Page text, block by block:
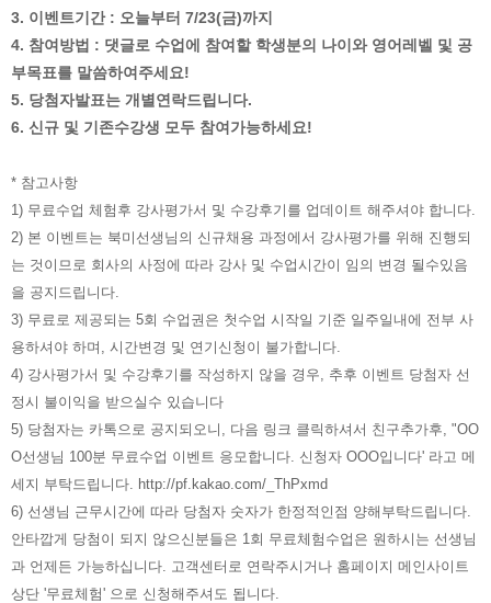
3. 이벤트기간 : 오늘부터 7/23(금)까지
4. 참여방법 : 댓글로 수업에 참여할 학생분의 나이와 영어레벨 및 공
부목표를 말씀하여주세요!
5. 당첨자발표는 개별연락드립니다.
6. 신규 및 기존수강생 모두 참여가능하세요!
* 참고사항
1) 무료수업 체험후 강사평가서 및 수강후기를 업데이트 해주셔야 합니다.
2) 본 이벤트는 북미선생님의 신규채용 과정에서 강사평가를 위해 진행되
는 것이므로 회사의 사정에 따라 강사 및 수업시간이 임의 변경 될수있음
을 공지드립니다.
3) 무료로 제공되는 5회 수업권은 첫수업 시작일 기준 일주일내에 전부 사
용하셔야 하며, 시간변경 및 연기신청이 불가합니다.
4) 강사평가서 및 수강후기를 작성하지 않을 경우, 추후 이벤트 당첨자 선
정시 불이익을 받으실수 있습니다
5) 당첨자는 카톡으로 공지되오니, 다음 링크 클릭하셔서 친구추가후, "OO
O선생님 100분 무료수업 이벤트 응모합니다. 신청자 OOO입니다' 라고 메
세지 부탁드립니다. http://pf.kakao.com/_ThPxmd
6) 선생님 근무시간에 따라 당첨자 숫자가 한정적인점 양해부탁드립니다.
안타깝게 당첨이 되지 않으신분들은 1회 무료체험수업은 원하시는 선생님
과 언제든 가능하십니다. 고객센터로 연락주시거나 홈페이지 메인사이트
상단 '무료체험' 으로 신청해주셔도 됩니다.